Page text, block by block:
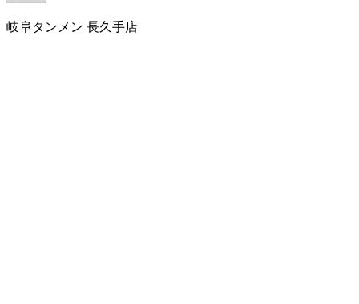
岐阜タンメン 長久手店